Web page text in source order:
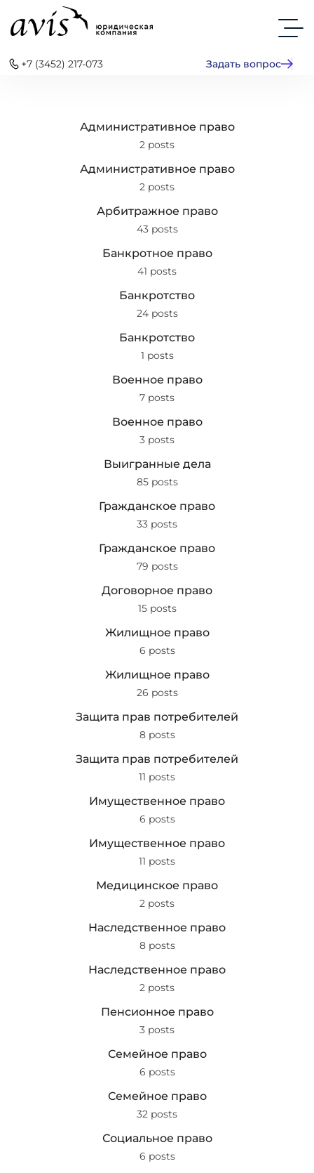
+7 (3452) 217-073 Задать вопрос
Административное право
2 posts
Административное право
2 posts
Арбитражное право
43 posts
Банкротное право
41 posts
Банкротство
24 posts
Банкротство
1 posts
Военное право
7 posts
Военное право
3 posts
Выигранные дела
85 posts
Гражданское право
33 posts
Гражданское право
79 posts
Договорное право
15 posts
Жилищное право
6 posts
Жилищное право
26 posts
Защита прав потребителей
8 posts
Защита прав потребителей
11 posts
Имущественное право
6 posts
Имущественное право
11 posts
Медицинское право
2 posts
Наследственное право
8 posts
Наследственное право
2 posts
Пенсионное право
3 posts
Семейное право
6 posts
Семейное право
32 posts
Социальное право
6 posts